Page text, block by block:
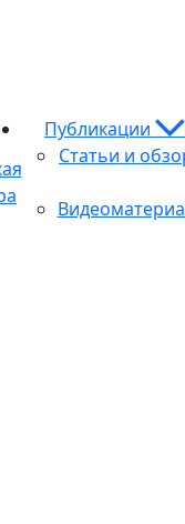
Публикации
Статьи и